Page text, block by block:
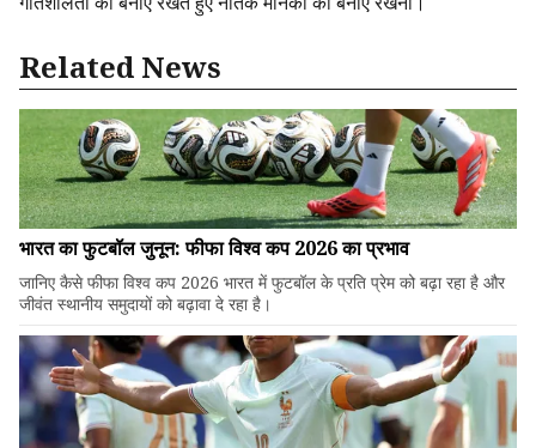
Related News
भारत का फुटबॉल जुनून: फीफा विश्व कप 2026 का प्रभाव
जानिए कैसे फीफा विश्व कप 2026 भारत में फुटबॉल के प्रति प्रेम को बढ़ा रहा है और
जीवंत स्थानीय समुदायों को बढ़ावा दे रहा है।